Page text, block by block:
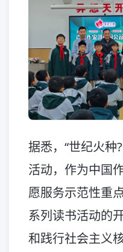
据悉，“世纪火种
活动，作为中国
愿服务示范性重
系列读书活动的
和践行社会主义